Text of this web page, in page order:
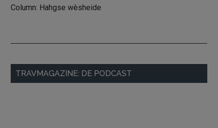
Column: Hahgse wèsheide
Primary
Sidebar
TRAVMAGAZINE: DE PODCAST